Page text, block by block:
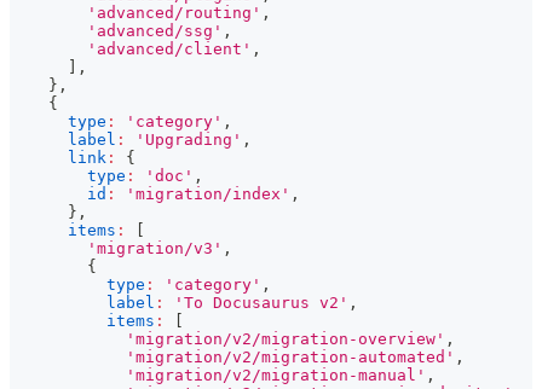
'advanced/routing' ,
'advanced/ssg' ,
'advanced/client' ,
,
} ,
{
type : 'category' ,
label : 'Upgrading' ,
link :
{
type : 'doc' ,
id : 'migration/index' ,
} ,
items :
'migration/v3' ,
{
type : 'category' ,
label : 'To Docusaurus v2' ,
items :
'migration/v2/migration-overview' ,
'migration/v2/migration-automated' ,
'migration/v2/migration-manual' ,